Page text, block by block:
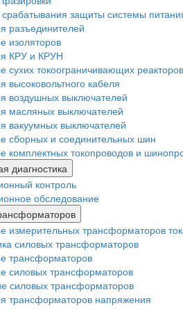
защиты системы
разъединителей
изоляторов
КРУ и КРУН
сухих токоограничивающих реакторов
высоковольтного кабеля
воздушных выключателей
масляных выключателей
вакуумных выключателей
сборных и соединительных шин
комплектных токопроводов и
диагностика
контроль
обследование
измерительных трансформаторов
силовых трансформаторов
трансформаторов
силовых трансформаторов
силовых трансформаторов
трансформаторов напряжения